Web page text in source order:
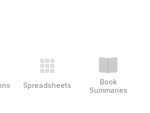
Spreadsheets
Book
Summaries